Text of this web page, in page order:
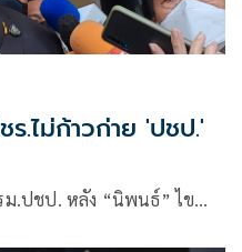
.ไม่ก้าวก่าย 'ปชป.'
ม.ปชป. หลัง “นิพนธ์” ไข…